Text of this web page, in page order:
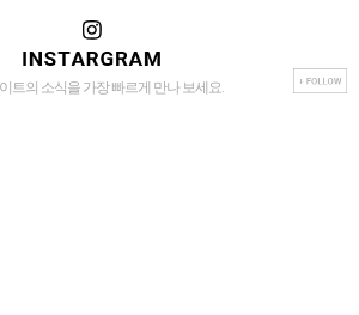
트의 소식을 가장 빠르게 만나 보세요.